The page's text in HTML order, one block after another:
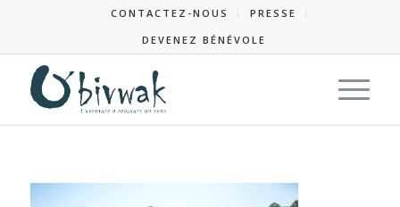
CONTACTEZ-NOUS
PRESSE
DEVENEZ BÉNÉVOLE